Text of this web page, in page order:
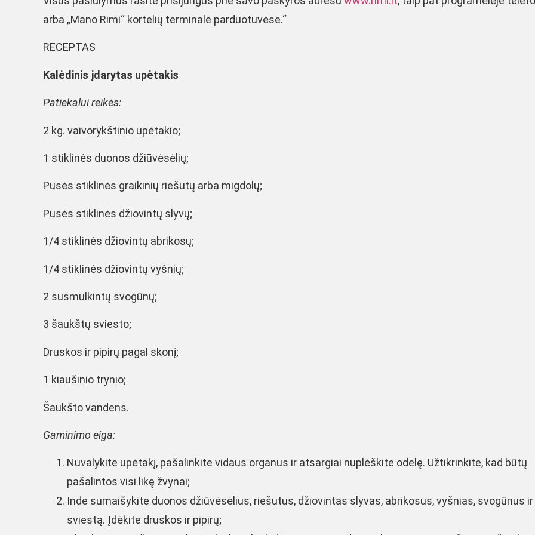
arba „Mano Rimi“ kortelių terminale parduotuvėse.“
RECEPTAS
Kalėdinis įdarytas upėtakis
Patiekalui reikės:
2 kg. vaivorykštinio upėtakio;
1 stiklinės duonos džiūvėsėlių;
Pusės stiklinės graikinių riešutų arba migdolų;
Pusės stiklinės džiovintų slyvų;
1/4 stiklinės džiovintų abrikosų;
1/4 stiklinės džiovintų vyšnių;
2 susmulkintų svogūnų;
3 šaukštų sviesto;
Druskos ir pipirų pagal skonį;
1 kiaušinio trynio;
Šaukšto vandens.
Gaminimo eiga:
Nuvalykite upėtakį, pašalinkite vidaus organus ir atsargiai nuplėškite odelę. Užtikrinkite, kad būtų
pašalintos visi likę žvynai;
Inde sumaišykite duonos džiūvėsėlius, riešutus, džiovintas slyvas, abrikosus, vyšnias, svogūnus ir
sviestą. Įdėkite druskos ir pipirų;